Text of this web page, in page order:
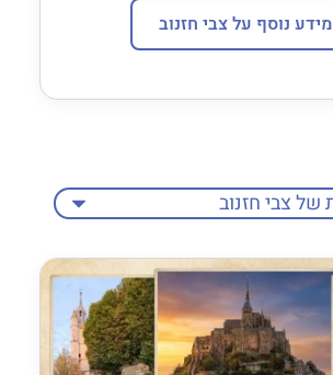
מידע נוסף על צבי חזנוב